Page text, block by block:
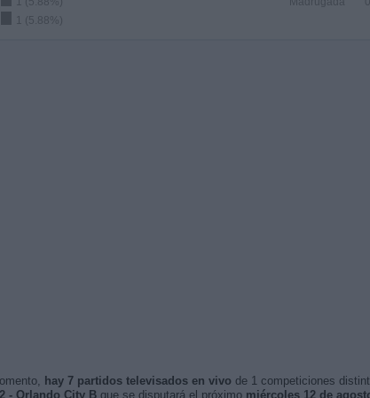
1 (5.88%)
hay 7 partidos televisados en vivo de 1 competiciones
- Orlando City Bque se disputará el próximo miércoles 12 de